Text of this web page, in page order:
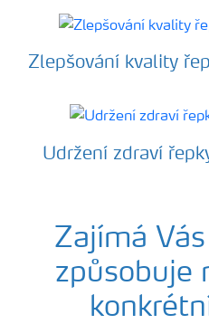
Zlepšování kvality
Udržení zdraví
Zajímá
způsobuje